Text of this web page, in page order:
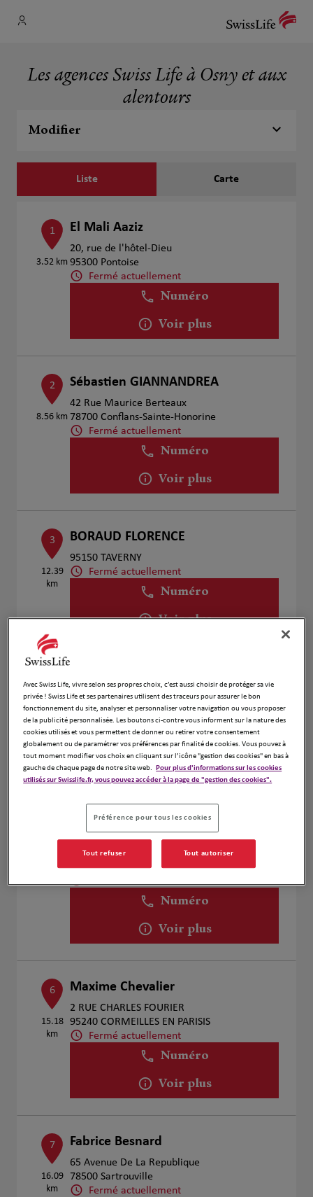
Les agences Swiss Life à Osny et aux
alentours
Modifier
Liste Carte
1
3.52 km
El Mali Aaziz
20, rue de l'hôtel-Dieu
95300 Pontoise
Fermé actuellement
Numéro
Voir plus
2
8.56 km
Sébastien GIANNANDREA
42 Rue Maurice Berteaux
78700 Conflans-Sainte-Honorine
Fermé actuellement
Numéro
Voir plus
3
12.39
km
BORAUD FLORENCE
95150 TAVERNY
Fermé actuellement
Numéro
Voir plus
4
12.57
km
11 TER RUE BERGERET
95290 L'ISLE ADAM
Fermé actuellement
Numéro
Voir plus
13.87
Laure FLAGEL
21 RUE CARNOT
78130 LES MUREAUX
Numéro
Voir plus
6
15.18
km
Maxime Chevalier
2 RUE CHARLES FOURIER
95240 CORMEILLES EN PARISIS
Fermé actuellement
Numéro
Voir plus
7
16.09
km
Fabrice Besnard
65 Avenue De La Republique
78500 Sartrouville
Fermé actuellement
Avec Swiss Life, vivre selon ses propres choix, c’est aussi choisir de protéger sa vie
privée ! Swiss Life et ses partenaires utilisent des traceurs pour assurer le bon
fonctionnement du site, analyser et personnaliser votre navigation ou vous proposer
de la publicité personnalisée. Les boutons ci-contre vous informent sur la nature des
cookies utilisés et vous permettent de donner ou retirer votre consentement
globalement ou de paramétrer vos préférences par finalité de cookies. Vous pouvez à
tout moment modifier vos choix en cliquant sur l’icône "gestion des cookies" en bas à
gauche de chaque page de notre site web. Pour plus d'informations sur les cookies
utilisés sur Swisslife.fr, vous pouvez accéder à la page de "gestion des cookies".
Préférence pour tous les cookies
Tout refuser Tout autoriser